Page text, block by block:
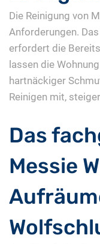
Die Reinigung von
Anforderungen.
erfordert die
lassen die
hartnäckiger
Reinigen mit,
Das
Messie